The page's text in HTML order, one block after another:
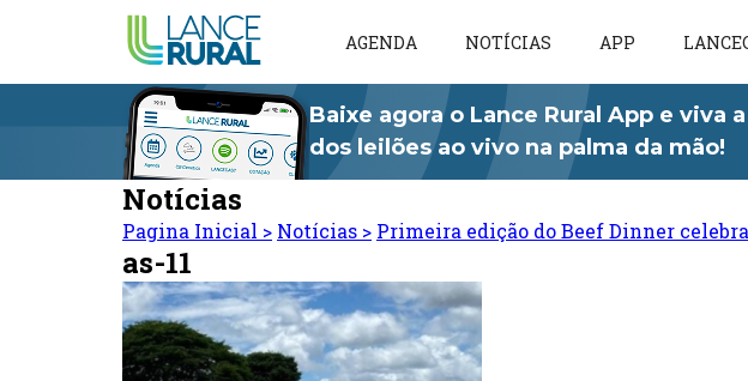
AGENDA NOTÍCIAS APP
Baixe agora o Lance Rural App e viva
dos leilões ao vivo na palma da mão!
Notícias
Pagina Inicial > Notícias > Primeira edição do Beef Dinner
as-11